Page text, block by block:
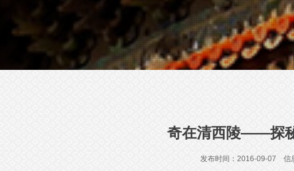
奇在清西陵——探
发布时间：2016-09-07